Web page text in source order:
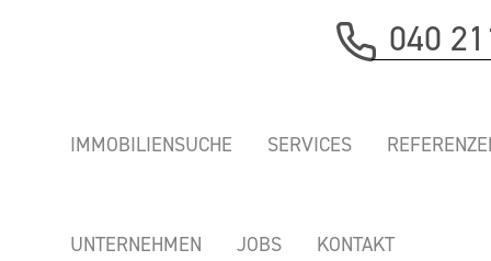
040
IMMOBILIENSUCHE SERVICES
UNTERNEHMEN JOBS KONTAKT
„GB7” - TOP
RATHAUS